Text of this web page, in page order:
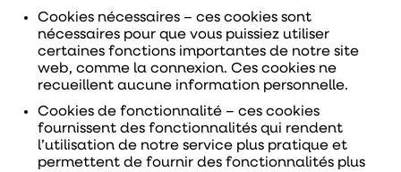
Cookies nécessaires – ces cookies sont
nécessaires pour que vous puissiez utiliser
certaines fonctions importantes de notre site
web, comme la connexion. Ces cookies ne
recueillent aucune information personnelle.
Cookies de fonctionnalité – ces cookies
fournissent des fonctionnalités qui rendent
l’utilisation de notre service plus pratique et
permettent de fournir des fonctionnalités plus